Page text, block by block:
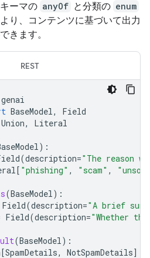
ーマの anyOf と分類の enum
り、コンテンツに基づいて出力
きます。
REST
genai
BaseModel,
Field
Union, Literal
):
(description="The reason
[ "phishing" , "scam" ,
(BaseModel):
Field(description="A brief
Field(description="Whether
(BaseModel):
[SpamDetails, NotSpamDetails]